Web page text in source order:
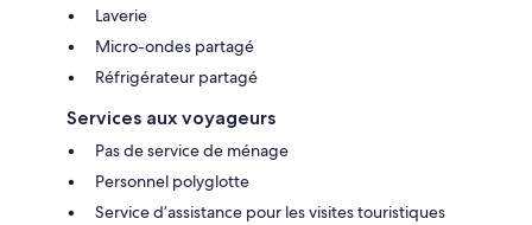
Laverie
Micro-ondes partagé
Réfrigérateur partagé
Services aux voyageurs
Pas de service de ménage
Personnel polyglotte
Service d’assistance pour les visites touristiques